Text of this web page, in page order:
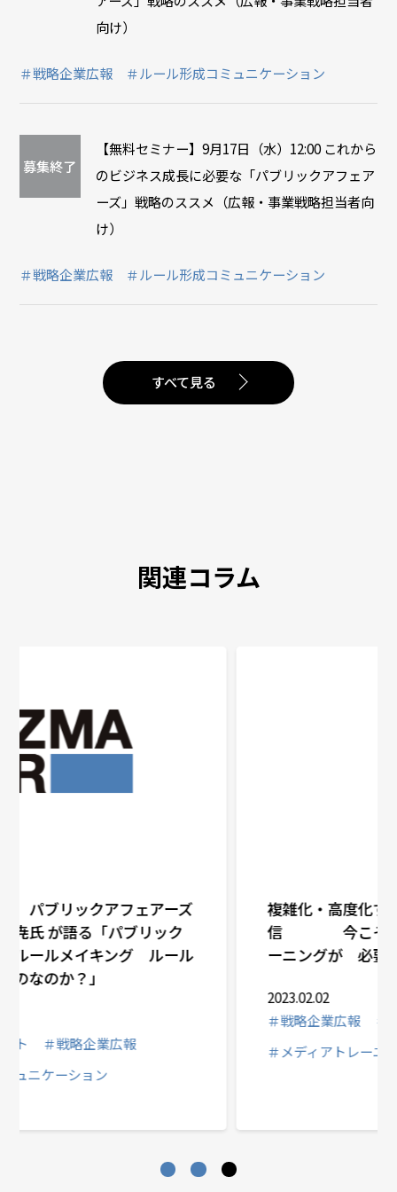
向け）
＃戦略企業広報 ＃ルール形成コミュニケーション
募集終了
【無料セミナー】9月17日（水）12:00 これから
のビジネス成長に必要な「パブリックアフェア
ーズ」戦略のススメ（広報・事業戦略担当者向
け）
＃戦略企業広報 ＃ルール形成コミュニケーション
すべて見る
関連コラム
複雑化・高度化する平時の情報発
信 今こそスポークスパーソントレ
ーニングが 必要な理由
＃メディアトレーニング